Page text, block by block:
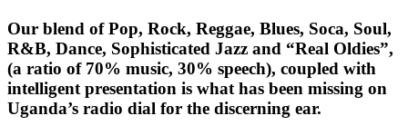
Our blend of Pop, Rock, Reggae, Blues, Soca, Soul,
R&B, Dance, Sophisticated Jazz and “Real Oldies”,
(a ratio of 70% music, 30% speech), coupled with
intelligent presentation is what has been missing on
Uganda’s radio dial for the discerning ear.